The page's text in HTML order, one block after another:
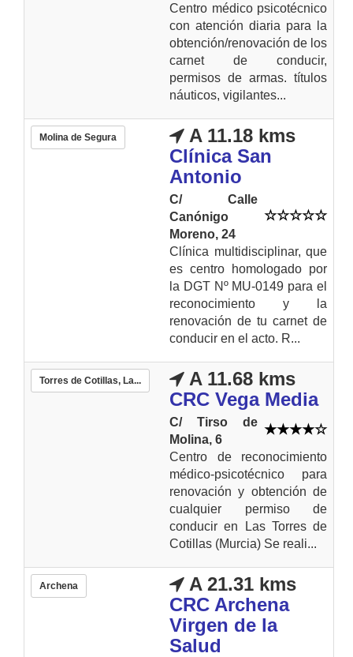
Centro médico psicotécnico
con atención diaria para la
obtención/renovación de los
carnet de conducir,
permisos de armas. títulos
náuticos, vigilantes...
Molina de Segura
A 11.18 kms
Clínica San
Antonio
C/ Calle
Canónigo
Moreno, 24
Clínica multidisciplinar, que
es centro homologado por
la DGT Nº MU-0149 para el
reconocimiento y la
renovación de tu carnet de
conducir en el acto. R...
Torres de Cotillas, La...
A 11.68 kms
CRC Vega Media
C/ Tirso de
Molina, 6
Centro de reconocimiento
médico-psicotécnico para
renovación y obtención de
cualquier permiso de
conducir en Las Torres de
Cotillas (Murcia) Se reali...
Archena
A 21.31 kms
CRC Archena
Virgen de la
Salud